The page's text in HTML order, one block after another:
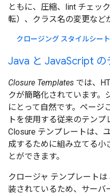
ともに、圧縮、lint チェッ
転）、クラス名の変更など
クロージング スタイルシート
Java と JavaScript の
Closure Templates では、
クが簡略化されています。
にとって自然です。ページ
トを使用する従来のテンプ
Closure テンプレートは、
成するために組み立てる小
とができます。
クロージャ テンプレート
装されているため、サーバ